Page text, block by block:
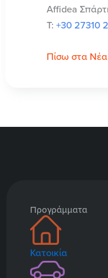
Affidea
T: +30 27310
Πίσω στα Νέα
Προγράμματα
Κατοικία